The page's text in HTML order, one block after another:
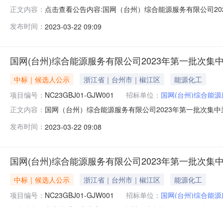
正文内容： 点击查看公告内容:国网（台州）综合能源服务有限公司
息：标段(包)[001]详见附件:中标人：详见附件中标价格
发布时间： 2023-03-22 09:09
国网(台州)综合能源服务有限公司2023年第一批次集
中标｜候选人公示 浙江省｜台州市｜椒江区
能源化工
项目编号： NC23GBJ01-GJW001 招标单位： 国网(台州)综合能
正文内容： 国网（台州）综合能源服务有限公司2023年第一批次集
发布时间： 2023-03-22 09:08
国网(台州)综合能源服务有限公司2023年第一批次集
中标｜候选人公示 浙江省｜台州市｜椒江区
能源化工
项目编号： NC23GBJ01-GJW001 招标单位： 国网(台州)综合能